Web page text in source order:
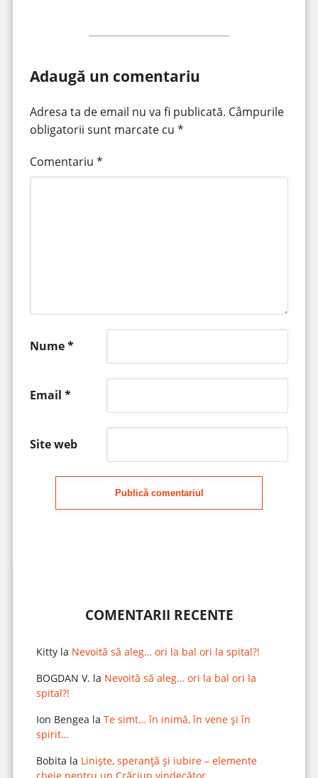
Adaugă un comentariu
Adresa ta de email nu va fi publicată. Câmpurile
obligatorii sunt marcate cu *
Comentariu *
Nume*
Email *
Site web
Publică comentariul
COMENTARII RECENTE
Kittyla Nevoită să aleg… ori la bal ori la spital?!
BOGDAN V. la Nevoită să aleg… ori la bal ori la
spital?!
Ion Bengea la Te simt… în inimă, în vene și în
spirit…
Bobita la Liniște, speranță și iubire – elemente